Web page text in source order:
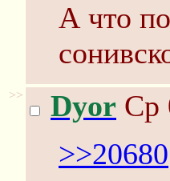
А что
>> Dyor Ср
>>20680